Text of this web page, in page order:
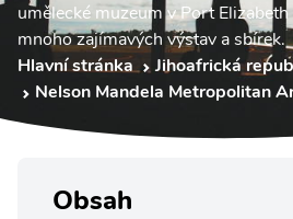
umělecké muzeum v Port
mnoho zajímavých výstav a sbírek.
Hlavní stránka
Jihoafrická
Nelson Mandela Metropolitan
Obsah